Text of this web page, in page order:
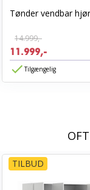
Tønder vendbar
14.999,-
11.999,-
Tilgængelig
TILBUD